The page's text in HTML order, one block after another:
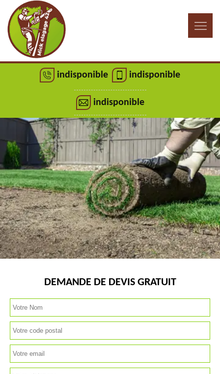
indisponible indisponible
indisponible
DEMANDE DE DEVIS GRATUIT